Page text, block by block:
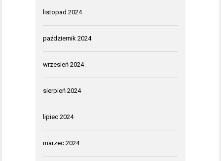
listopad 2024
październik 2024
wrzesień 2024
sierpień 2024
lipiec 2024
marzec 2024